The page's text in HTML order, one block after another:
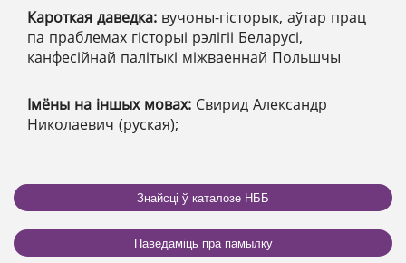
Кароткая даведка: вучоны-гісторык, аўтар прац
па праблемах гісторыі рэлігіі Беларусі,
канфесійнай палітыкі міжваеннай Польшчы
Імёны на іншых мовах: Свирид Александр
Николаевич (руская);
Знайсці ў каталозе НББ
Паведаміць пра памылку